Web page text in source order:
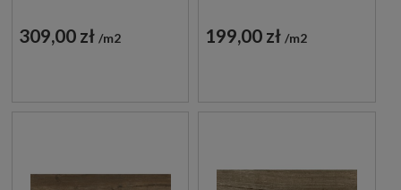
309,00 zł m2 199,00 zł m2